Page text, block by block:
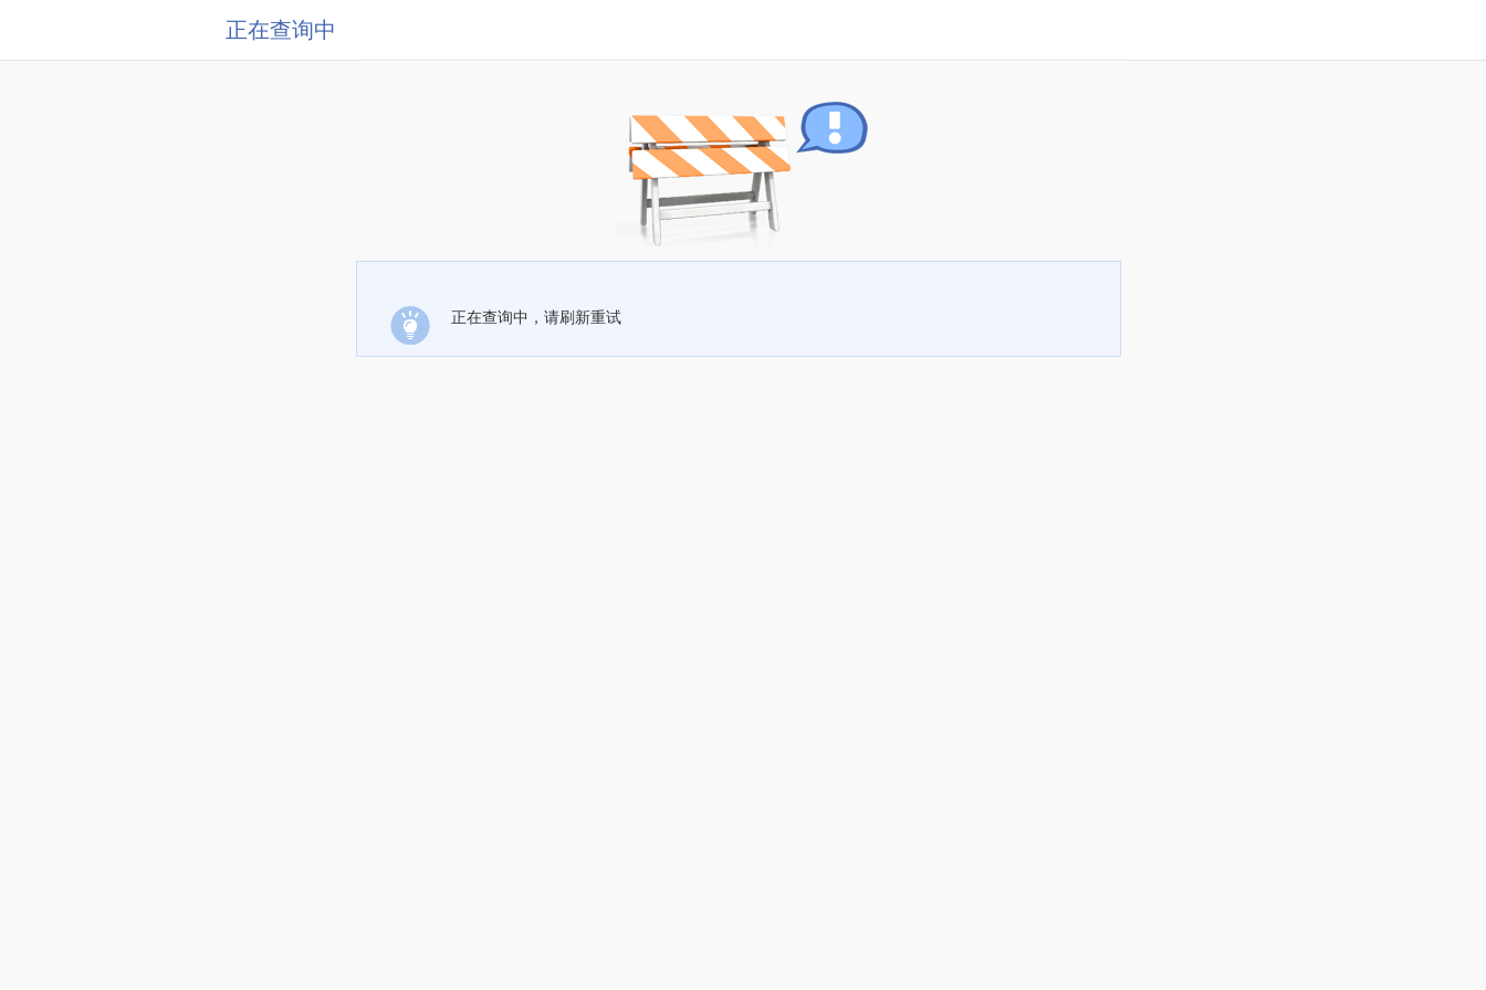
正在查询中
正在查询中，请刷新重试